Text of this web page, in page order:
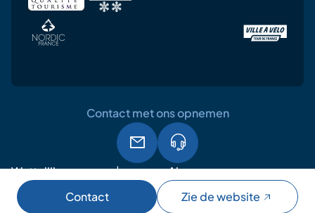
Contact Zie de website
Wettelijke
vermeldingen
AVG
Algemene
Contact met ons opnemen